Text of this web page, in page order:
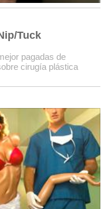
Tuck
pagadas de
cirugía plástica